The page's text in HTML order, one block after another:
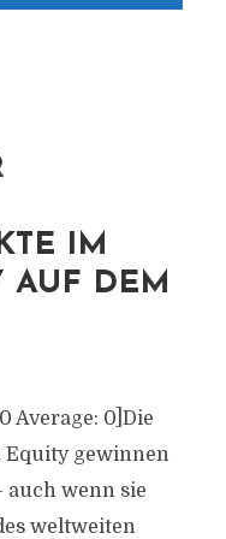
IM
AUF DEM
Average: 0]Die
gewinnen
auch wenn sie
weltweiten